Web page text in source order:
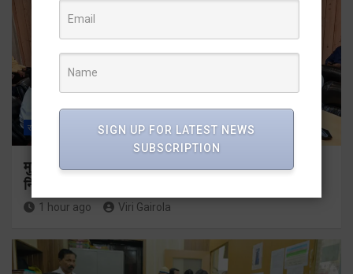
राज्य देहरादून
मुख्यमंत्री धामी ने उत्तराखंड क्रीड़ा विश्वविद्यालय गौलापार के
निर्माण कार्यों की समीक्षा की
1 hour ago Viri Gairola
SIGN UP FOR LATEST NEWS
SUBSCRIPTION